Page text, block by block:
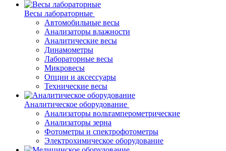
Весы лабораторные
Автомобильные весы
Анализаторы влажности
Аналитические весы
Динамометры
Лабораторные весы
Микровесы
Опции и аксессуары
Технические весы
Аналитическое оборудование
Анализаторы вольтамперометрические
Анализаторы зерна
Фотометры и спектрофотометры
Электрохимическое оборудование